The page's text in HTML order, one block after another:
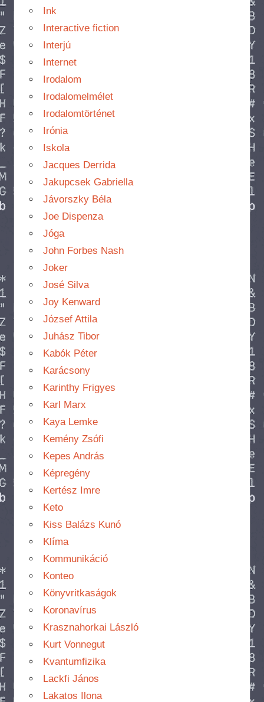
Ink
Interactive fiction
Interjú
Internet
Irodalom
Irodalomelmélet
Irodalomtörténet
Irónia
Iskola
Jacques Derrida
Jakupcsek Gabriella
Jávorszky Béla
Joe Dispenza
Jóga
John Forbes Nash
Joker
José Silva
Joy Kenward
József Attila
Juhász Tibor
Kabók Péter
Karácsony
Karinthy Frigyes
Karl Marx
Kaya Lemke
Kemény Zsófi
Kepes András
Képregény
Kertész Imre
Keto
Kiss Balázs Kunó
Klíma
Kommunikáció
Konteo
Könyvritkaságok
Koronavírus
Krasznahorkai László
Kurt Vonnegut
Kvantumfizika
Lackfi János
Lakatos Ilona